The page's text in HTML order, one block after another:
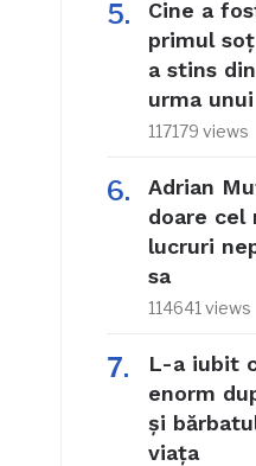
Cine a
primul
a stins
urma
117179 views
Adrian
doare cel
lucruri
sa
114641 views
L-a iubit
enorm
și
viața